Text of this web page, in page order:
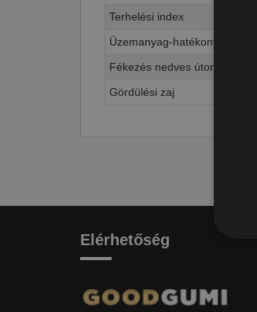
Terhelési index
Üzemanyag-hatékonyság
Fékezés nedves úton
Gördülési zaj
Elérhetőség